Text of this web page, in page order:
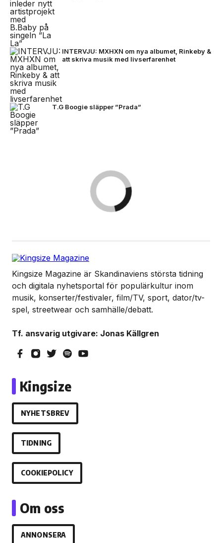
INTERVJU: MXHXN om nya albumet, Rinkeby &
att skriva musik med livserfarenhet
T.G Boogie släpper ”Prada”
Kingsize Magazine är Skandinaviens största tidning
och digitala nyhetsportal för populärkultur inom
musik, konserter/festivaler, film/TV, sport, dator/tv-
spel, streetwear och samhälle/debatt.
Tf. ansvarig utgivare: Jonas Källgren
Kingsize
NYHETSBREV
TIDNING
COOKIEPOLICY
Om oss
ANNONSERA